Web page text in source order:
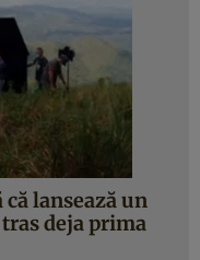
lansează un
deja prima